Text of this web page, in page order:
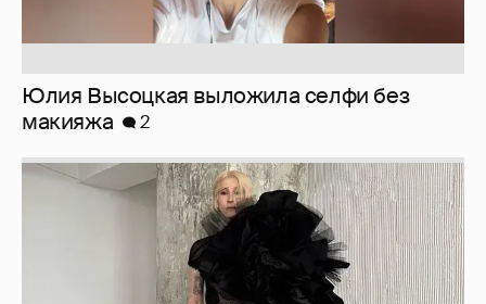
Журналистка Сулим примерила новый